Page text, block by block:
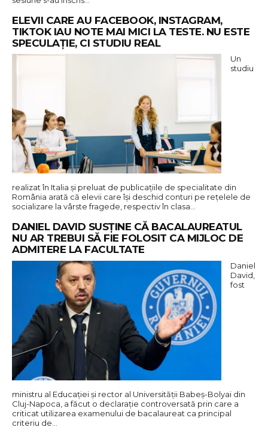
ELEVII CARE AU FACEBOOK, INSTAGRAM,
TIKTOK IAU NOTE MAI MICI LA TESTE. NU ESTE
SPECULAȚIE, CI STUDIU REAL
Un
studiu
realizat în Italia și preluat de publicațiile de specialitate din
România arată că elevii care își deschid conturi pe rețelele de
socializare la vârste fragede, respectiv în clasa…
DANIEL DAVID SUSȚINE CĂ BACALAUREATUL
NU AR TREBUI SĂ FIE FOLOSIT CA MIJLOC DE
ADMITERE LA FACULTATE
Daniel
David,
fost
ministru al Educației și rector al Universității Babeș-Bolyai din
Cluj-Napoca, a făcut o declarație controversată prin care a
criticat utilizarea examenului de bacalaureat ca principal
criteriu de…